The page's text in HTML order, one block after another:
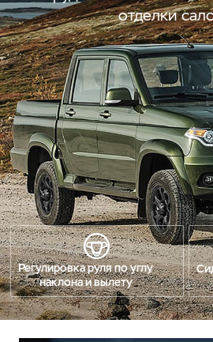
отделки
Регулировка руля по углу
наклона и вылету